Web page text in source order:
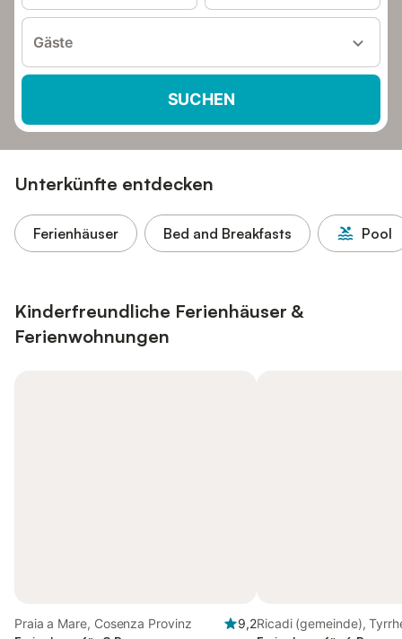
Gäste
SUCHEN
Unterkünfte entdecken
Ferienhäuser Bed and Breakfasts Pool
Kinderfreundliche Ferienhäuser &
Ferienwohnungen
Praia a Mare, Cosenza Provinz
9,2Ricadi (gemeinde),